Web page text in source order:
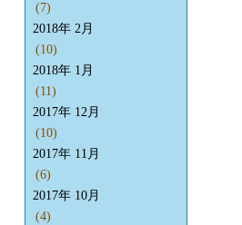
(7)
2018年 2月
(10)
2018年 1月
(11)
2017年 12月
(10)
2017年 11月
(6)
2017年 10月
(4)